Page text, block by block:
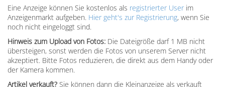
Eine Anzeige können Sie kostenlos als registrierter User im
Anzeigenmarkt aufgeben. Hier geht's zur Registrierung, wenn Sie
noch nicht eingeloggt sind.
Hinweis zum Upload von Fotos: Die Dateigröße darf 1 MB nicht
übersteigen, sonst werden die Fotos von unserem Server nicht
akzeptiert. Bitte Fotos reduzieren, die direkt aus dem Handy oder
der Kamera kommen.
Artikel verkauft? Sie können dann die Kleinanzeige als verkauft